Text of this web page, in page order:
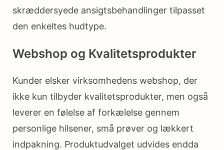
skræddersyede ansigtsbehandlinger tilpasset
den enkeltes hudtype.
Webshop og Kvalitetsprodukter
Kunder elsker virksomhedens webshop, der
ikke kun tilbyder kvalitetsprodukter, men også
leverer en følelse af forkælelse gennem
personlige hilsener, små prøver og lækkert
indpakning. Produktudvalget udvides endda